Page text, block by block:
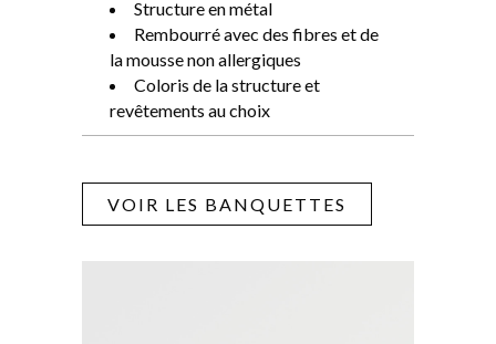
Structure en métal
Rembourré avec des fibres et de
la mousse non allergiques
Coloris de la structure et
revêtements au choix
VOIR LES BANQUETTES